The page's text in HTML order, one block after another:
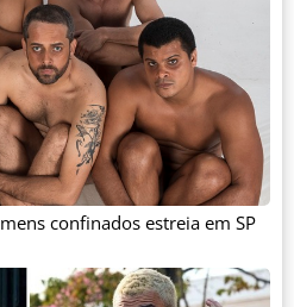
confinados estreia em SP